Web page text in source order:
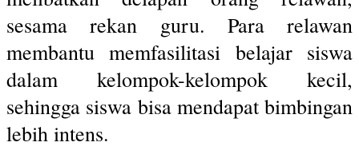
sesama rekan guru. Para relawan
membantu memfasilitasi belajar siswa
dalam kelompok-kelompok kecil,
sehingga siswa bisa mendapat bimbingan
lebih intens.